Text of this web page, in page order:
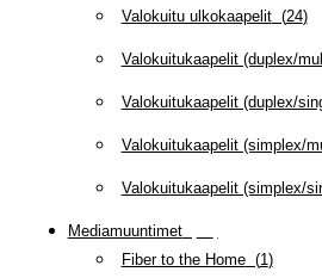
Valokuitu ulkokaapelit(24)
Valokuitukaapelit (duplex/
Valokuitukaapelit (duplex/
Valokuitukaapelit (simplex/
Valokuitukaapelit (simplex/
Mediamuuntimet(
Fiber to the Home(1)